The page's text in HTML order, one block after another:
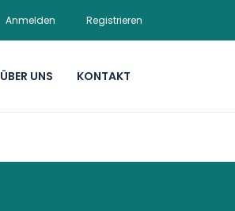
Anmelden Registrieren
ÜBER UNS KONTAKT